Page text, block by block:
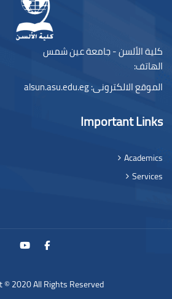
كلية الألسن - جامعة عين شمس
الهاتف:
الموقع الالكترونى:alsun.asu.edu.eg
Important Links
Academics
Services
© 2020 All Rights Reserved.